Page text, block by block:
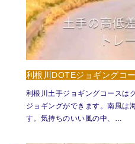
利根川DOTEジョギングコ
利根川土手ジョギングコースは
ジョギングができます。南風は
す。気持ちのいい風の中、…